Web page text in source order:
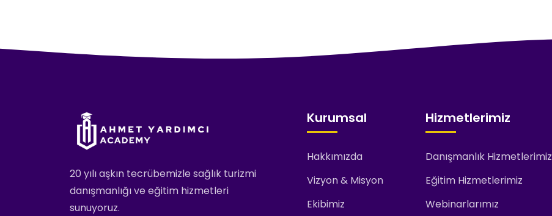
20 yılı aşkın tecrübemizle sağlık turizmi
danışmanlığı ve eğitim hizmetleri
sunuyoruz.
Kurumsal
Hakkımızda
Vizyon & Misyon
Ekibimiz
Hizmetlerimiz
Danışmanlık Hizmetlerimiz
Eğitim Hizmetlerimiz
Webinarlarımız